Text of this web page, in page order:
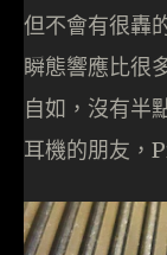
但不會有很轟
瞬態響應比很
自如，沒有半
耳機的朋友，